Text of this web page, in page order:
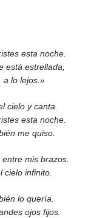
esta noche.
está estrellada,
a lo lejos.»
cielo y canta.
esta noche.
me quiso.
mis brazos.
cielo infinito.
lo quería.
ojos fijos.